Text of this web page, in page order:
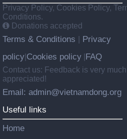
Privacy Policy, Cookies Policy,
Conditions.
Donations accepted
Terms & Conditions
Privacy
policy Cookies policy FAQ
Contact us: Feedback is very much
appreciated!
Email: admin@vietnamdong.org
Useful links
Home